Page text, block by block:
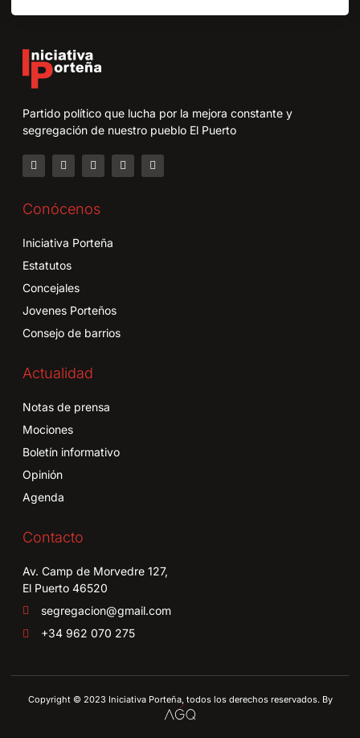
Partido político que lucha por la mejora constante y
segregación de nuestro pueblo El Puerto
Conócenos
Iniciativa Porteña
Estatutos
Concejales
Jovenes Porteños
Consejo de barrios
Actualidad
Notas de prensa
Mociones
Boletín informativo
Opinión
Agenda
Contacto
Av. Camp de Morvedre 127,
El Puerto 46520
segregacion@gmail.com
+34 962 070 275
Copyright © 2023 Iniciativa Porteña, todos los derechos reservados. By